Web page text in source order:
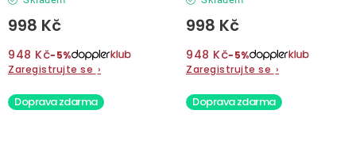
998 Kč
948 Kč−5%
Zaregistrujte se ›
998 Kč
948 Kč−5%
Zaregistrujte se ›
Doprava zdarma Doprava zdarma